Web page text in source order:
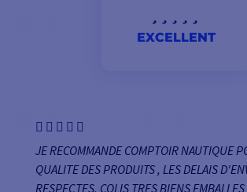
EXCELLENT
JE RECOMMANDE COMPTOIR NAUTIQUE
QUALITE DES PRODUITS , LES DELAIS
RESPECTES, COLIS TRES BIENS